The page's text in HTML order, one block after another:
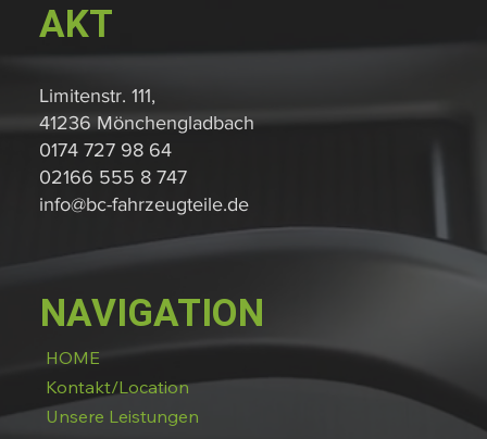
NAVIGATION
HOME
Kontakt/Location
Unsere Leistungen
AKT
Limitenstr. 111,
41236 Mönchengladbach
0174 727 98 64
02166 555 8 747
info@bc-fahrzeugteile.de